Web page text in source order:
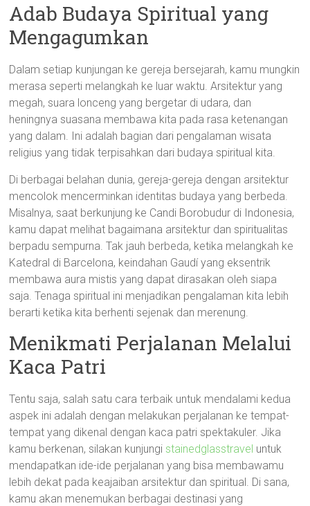
Adab Budaya Spiritual yang
Mengagumkan
Dalam setiap kunjungan ke gereja bersejarah, kamu mungkin
merasa seperti melangkah ke luar waktu. Arsitektur yang
megah, suara lonceng yang bergetar di udara, dan
heningnya suasana membawa kita pada rasa ketenangan
yang dalam. Ini adalah bagian dari pengalaman wisata
religius yang tidak terpisahkan dari budaya spiritual kita.
Di berbagai belahan dunia, gereja-gereja dengan arsitektur
mencolok mencerminkan identitas budaya yang berbeda.
Misalnya, saat berkunjung ke Candi Borobudur di Indonesia,
kamu dapat melihat bagaimana arsitektur dan spiritualitas
berpadu sempurna. Tak jauh berbeda, ketika melangkah ke
Katedral di Barcelona, keindahan Gaudí yang eksentrik
membawa aura mistis yang dapat dirasakan oleh siapa
saja. Tenaga spiritual ini menjadikan pengalaman kita lebih
berarti ketika kita berhenti sejenak dan merenung.
Menikmati Perjalanan Melalui
Kaca Patri
Tentu saja, salah satu cara terbaik untuk mendalami kedua
aspek ini adalah dengan melakukan perjalanan ke tempat-
tempat yang dikenal dengan kaca patri spektakuler. Jika
kamu berkenan, silakan kunjungi stainedglasstravel untuk
mendapatkan ide-ide perjalanan yang bisa membawamu
lebih dekat pada keajaiban arsitektur dan spiritual. Di sana,
kamu akan menemukan berbagai destinasi yang